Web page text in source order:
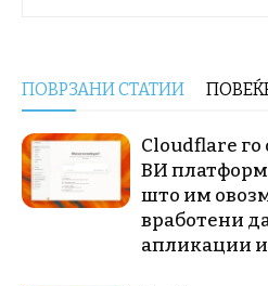
ПОВРЗАНИ СТАТИИ
Cloudflare го
ВИ
што им
вработени
апликации